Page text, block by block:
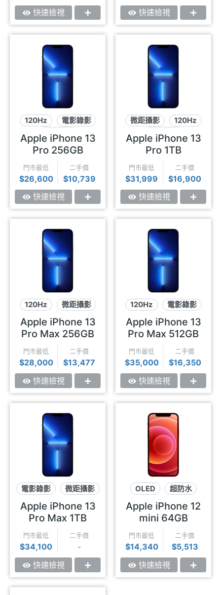
快速檢視
快速檢視
120Hz
電影錄影
微距攝影
Apple iPhone 13
Pro 256GB
門市最低
$26,600
二手價
$10,739
快速檢視
微距攝影
120Hz
電影錄影
Apple iPhone 13
Pro 1TB
門市最低
$31,999
二手價
$16,900
快速檢視
120Hz
微距攝影
電影錄影
Apple iPhone 13
Pro Max 256GB
門市最低
$28,000
二手價
$13,477
快速檢視
120Hz
電影錄影
微距攝影
Apple iPhone 13
Pro Max 512GB
門市最低
$35,000
二手價
$16,350
快速檢視
電影錄影
微距攝影
120Hz
Apple iPhone 13
Pro Max 1TB
門市最低
$34,100
二手價
-
快速檢視
OLED
超防水
5G
Apple iPhone 12
mini 64GB
門市最低
$14,340
二手價
$5,513
快速檢視